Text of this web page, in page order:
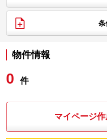
条
物件情報
0 件
マイページ